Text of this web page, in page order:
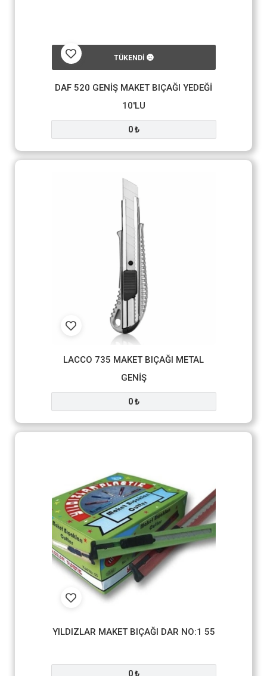
TÜKENDİ
DAF 520 GENİŞ MAKET BIÇAĞI YEDEĞİ
10'LU
0 ₺
LACCO 735 MAKET BIÇAĞI METAL
GENİŞ
0 ₺
YILDIZLAR MAKET BIÇAĞI DAR NO:1 55
0 ₺